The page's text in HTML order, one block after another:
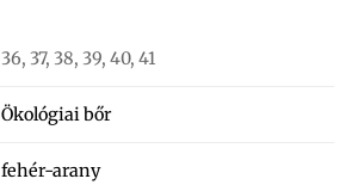
36, 37, 38, 39, 40, 41
Ökológiai bőr
fehér-arany